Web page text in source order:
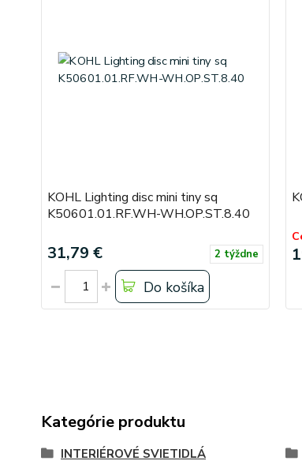
KOHL Lighting disc mini tiny sq
K50601.01.RF.WH-WH.OP.ST.8.40
31,79 € 2 týždne
Do košíka
Kategórie produktu
INTERIÉROVÉ SVIETIDLÁ